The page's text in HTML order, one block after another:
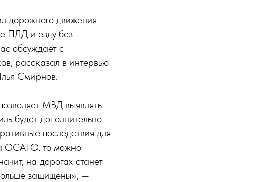
дорожного движения
ПДД и езду без
обсуждает с
рассказал в интервью
Смирнов.
МВД выявлять
будет дополнительно
последствия для
ОСАГО, то можно
на дорогах станет
защищены», —